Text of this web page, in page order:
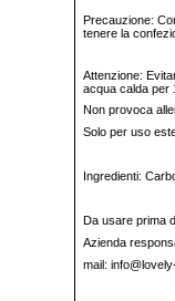
Precauzione:
tenere la
Attenzione:
acqua calda per
Non provoca
Solo per uso
Ingredienti:
Da usare prima
Azienda
mail: